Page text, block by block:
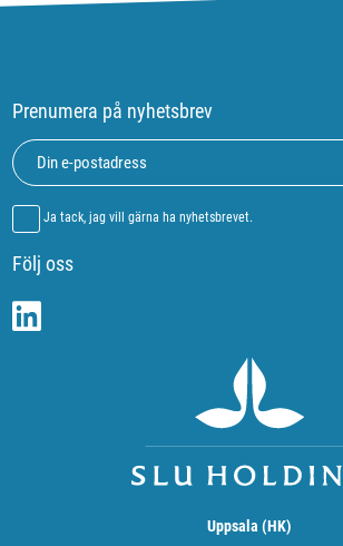
Prenumera på nyhetsbrev
Ja tack, jag vill gärna ha nyhetsbrevet.
Följ oss
Uppsala (HK)